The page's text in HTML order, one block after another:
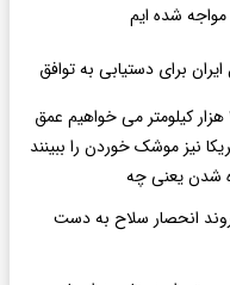
شده ایم
برای دستیابی به توافق
با افزایش برد موشک هایمان به ۱۵ هزار کیلومتر می خواهیم عمق
نیز موشک خوردن را ببینند
شدن یعنی چه
روند انحصار سلاح به دست